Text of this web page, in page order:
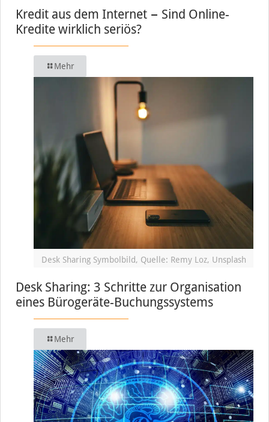
Kredit aus dem Internet − Sind Online-
Kredite wirklich seriös?
Mehr
Desk Sharing Symbolbild, Quelle: Remy Loz, Unsplash
Desk Sharing: 3 Schritte zur Organisation
eines Bürogeräte-Buchungssystems
Mehr